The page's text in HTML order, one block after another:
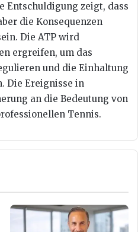
Entschuldigung zeigt, dass
die Konsequenzen
Die ATP wird
ergreifen, um das
und die Einhaltung
Die Ereignisse in
an die Bedeutung von
Tennis.